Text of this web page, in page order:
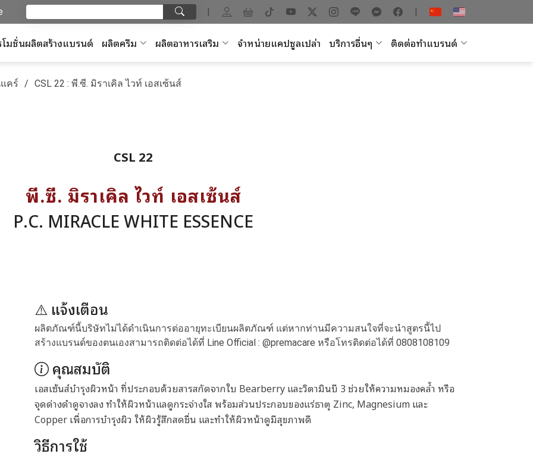
| |
โมชั่นผลิตสร้างแบรนด์ ผลิตครีม ผลิตอาหารเสริม จำหน่ายแคปซูลเปล่า บริการอื่นๆ ติดต่อทำแบรนด์
คร์ CSL 22 : พี.ซี. มิราเคิล ไวท์ เอสเซ้นส์
CSL 22
พี.ซี. มิราเคิล ไวท์ เอสเซ้นส์
P.C. MIRACLE WHITE ESSENCE
⚠️ แจ้งเตือน
ผลิตภัณฑ์นี้บริษัทไม่ได้ดำเนินการต่ออายุทะเบียนผลิตภัณฑ์ แต่หากท่านมีความสนใจที่จะนำสูตรนี้ไป
สร้างแบรนด์ของตนเองสามารถติดต่อได้ที่ Line Official : @premacare หรือโทรติดต่อได้ที่ 0808108109
คุณสมบัติ
เอสเซ้นส์บำรุงผิวหน้า ที่ประกอบด้วยสารสกัดจากใบ Bearberry และวิตามินบี 3 ช่วยให้ความหมองคล้ำ หรือ
จุดด่างดำดูจางลง ทำให้ผิวหน้าแลดูกระจ่างใส พร้อมส่วนประกอบของแร่ธาตุ Zinc, Magnesium และ
Copper เพื่อการบำรุงผิว ให้ผิวรู้สึกสดชื่น และทำให้ผิวหน้าดูมีสุขภาพดี
วิธีการใช้